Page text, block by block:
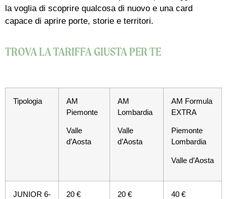
la voglia di scoprire qualcosa di nuovo e una card
capace di aprire porte, storie e territori.
TROVA LA TARIFFA GIUSTA PER TE
Tipologia
AM
Piemonte
Valle
d’Aosta
AM
Lombardia
Valle
d’Aosta
AM Formula
EXTRA
Piemonte
Lombardia
Valle d’Aosta
JUNIOR 6-
20 € 20 € 40 €